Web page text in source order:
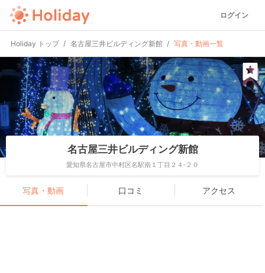
ログイン
Holiday トップ 名古屋三井ビルディング新館 写真・動画一覧
名古屋三井ビルディング新館
愛知県名古屋市中村区名駅南１丁目２４-２０
写真・動画 口コミ アクセス